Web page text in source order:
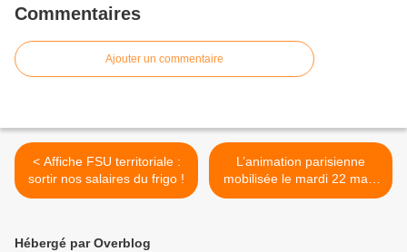
Commentaires
Ajouter un commentaire
< Affiche FSU territoriale :
sortir nos salaires du frigo !
L’animation parisienne
mobilisée le mardi 22 mars
! En AG, en grève et en
Hébergé par Overblog